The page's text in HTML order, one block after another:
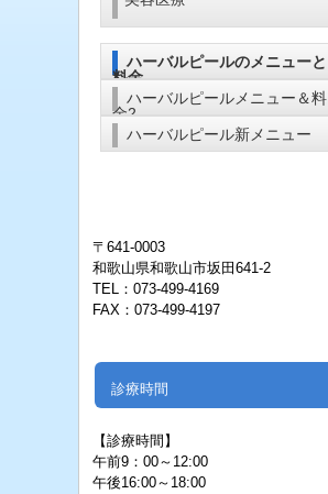
ハーバルピールのメニューと
料金
ハーバルピールメニュー＆料
金2
ハーバルピール新メニュー
〒641-0003
和歌山県和歌山市坂田641-2
TEL：073-499-4169
FAX：073-499-4197
診療時間
【診療時間】
午前9：00～12:00
午後16:00～18:00